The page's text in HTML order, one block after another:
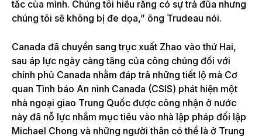
tắc của mình. Chúng tôi hiểu rằng có sự trả đũa nhưng
chúng tôi sẽ không bị đe dọa,” ông Trudeau nói.
Canada đã chuyển sang trục xuất Zhao vào thứ Hai,
sau áp lực ngày càng tăng của công chúng đối với
chính phủ Canada nhằm đáp trả những tiết lộ mà Cơ
quan Tình báo An ninh Canada (CSIS) phát hiện một
nhà ngoại giao Trung Quốc được công nhận ở nước
này đã nỗ lực nhắm mục tiêu vào nhà lập pháp đối lập